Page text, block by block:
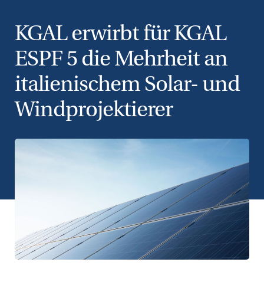
KGAL erwirbt für KGAL
ESPF 5 die Mehrheit an
italienischem Solar- und
Windprojektierer